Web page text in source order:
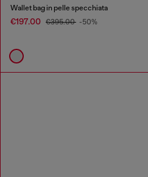
Wallet bag in pelle specchiata
€197.00 €395.00 -50%